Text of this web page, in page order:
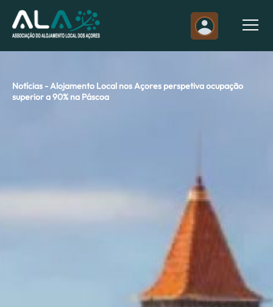
Notícias - Alojamento Local nos Açores perspetiva ocupação
superior a 90% na Páscoa